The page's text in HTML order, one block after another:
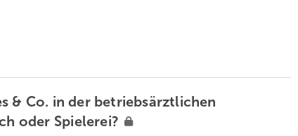
& Co. in der betriebsärztlichen
oder Spielerei?